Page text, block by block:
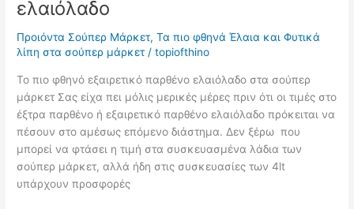
ελαιόλαδο
Προιόντα Σούπερ Μάρκετ,Τα πιο φθηνά Έλαια και Φυτικά
λίπη στα σούπερ μάρκετ/topiofthino
Το πιο φθηνό εξαιρετικό παρθένο ελαιόλαδο στα σούπερ
μάρκετ Σας είχα πει μόλις μερικές μέρες πριν ότι οι τιμές στο
έξτρα παρθένο ή εξαιρετικό παρθένο ελαιόλαδο πρόκειται να
πέσουν στο αμέσως επόμενο διάστημα. Δεν ξέρω που
μπορεί να φτάσει η τιμή στα συσκευασμένα λάδια των
σούπερ μάρκετ, αλλά ήδη στις συσκευασίες των 4lt
υπάρχουν προσφορές